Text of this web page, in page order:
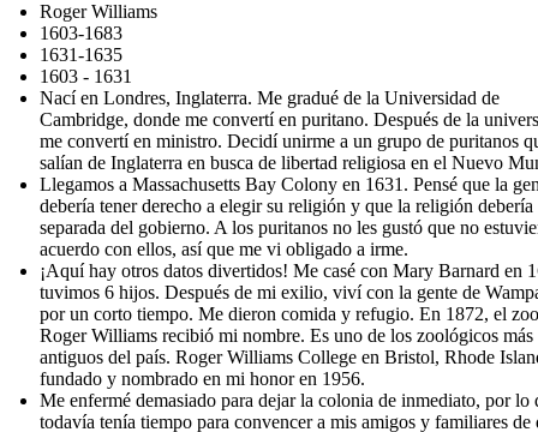
Roger Williams
1603-1683
1631-1635
1603 - 1631
Nací en Londres, Inglaterra. Me gradué de la Universidad de
Cambridge, donde me convertí en puritano. Después de la
me convertí en ministro. Decidí unirme a un grupo de puritanos
salían de Inglaterra en busca de libertad religiosa en el Nuevo
Llegamos a Massachusetts Bay Colony en 1631. Pensé que la
debería tener derecho a elegir su religión y que la religión debería
separada del gobierno. A los puritanos no les gustó que no
acuerdo con ellos, así que me vi obligado a irme.
¡Aquí hay otros datos divertidos! Me casé con Mary Barnard en
tuvimos 6 hijos. Después de mi exilio, viví con la gente de
por un corto tiempo. Me dieron comida y refugio. En 1872, el
Roger Williams recibió mi nombre. Es uno de los zoológicos más
antiguos del país. Roger Williams College en Bristol, Rhode
fundado y nombrado en mi honor en 1956.
Me enfermé demasiado para dejar la colonia de inmediato, por lo
todavía tenía tiempo para convencer a mis amigos y familiares de